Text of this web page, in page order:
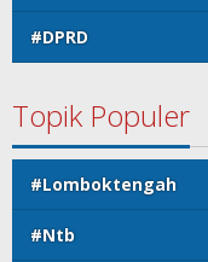
#DPRD
Topik Populer
#Lomboktengah
#Ntb